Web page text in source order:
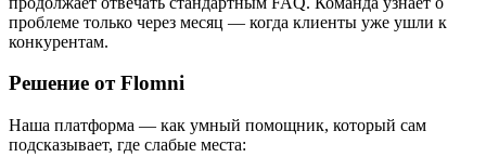
проблеме только через месяц — когда клиенты уже ушли к
конкурентам.
Решение от Flomni
Наша платформа — как умный помощник, который сам
подсказывает, где слабые места: